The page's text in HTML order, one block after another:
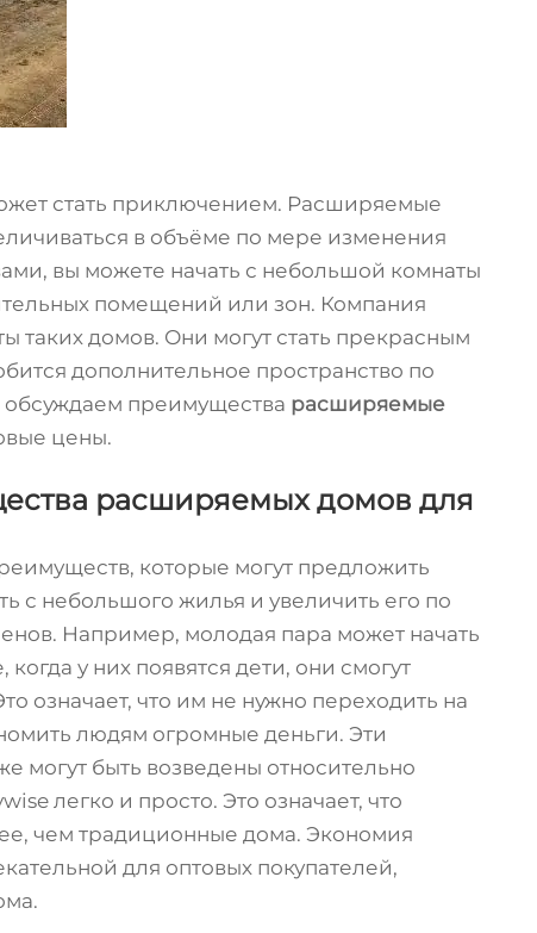
стать приключением. Расширяемые
в объёме по мере изменения
вы можете начать с небольшой комнаты
помещений или зон. Компания
таких домов. Они могут стать прекрасным
дополнительное пространство по
преимущества расширяемые
цены.
расширяемых домов для
которые могут предложить
с небольшого жилья и увеличить его по
Например, молодая пара может начать
у них появятся дети, они смогут
означает, что им не нужно переходить на
людям огромные деньги. Эти
могут быть возведены относительно
легко и просто. Это означает, что
чем традиционные дома. Экономия
для оптовых покупателей,